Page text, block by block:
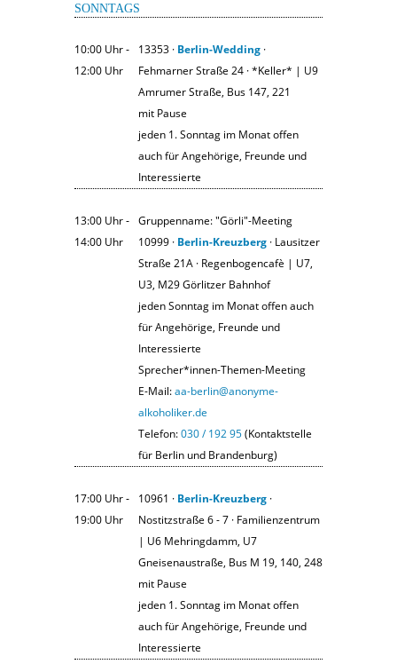
SONNTAGS
10:00 Uhr ‐
12:00 Uhr
13353 · Berlin-Wedding ·
Fehmarner Straße 24 · *Keller* | U9
Amrumer Straße, Bus 147, 221
mit Pause
jeden 1. Sonntag im Monat offen
auch für Angehörige, Freunde und
Interessierte
13:00 Uhr ‐
14:00 Uhr
Gruppenname: "Görli"-Meeting
10999 · Berlin-Kreuzberg · Lausitzer
Straße 21A · Regenbogencafè | U7,
U3, M29 Görlitzer Bahnhof
jeden Sonntag im Monat offen auch
für Angehörige, Freunde und
Interessierte
Sprecher*innen-Themen-Meeting
E-Mail:aa-berlin@anonyme-
alkoholiker.de
Telefon:030 / 192 95(Kontaktstelle
für Berlin und Brandenburg)
17:00 Uhr ‐
19:00 Uhr
10961 · Berlin-Kreuzberg ·
Nostitzstraße 6 - 7 · Familienzentrum
| U6 Mehringdamm, U7
Gneisenaustraße, Bus M 19, 140, 248
mit Pause
jeden 1. Sonntag im Monat offen
auch für Angehörige, Freunde und
Interessierte